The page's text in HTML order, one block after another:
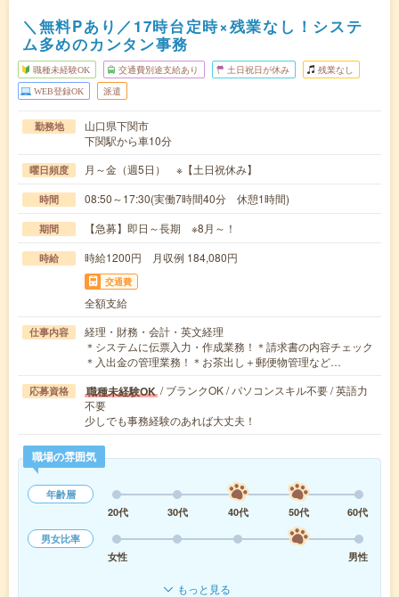
＼無料Pあり／17時台定時×残業なし！システ
ム多めのカンタン事務
職種未経験OK 交通費別途支給あり 土日祝日が休み 残業なし
WEB登録OK 派遣
勤務地
山口県下関市
下関駅から車10分
曜日頻度 月～金（週5日） ※【土日祝休み】
時間 08:50～17:30(実働7時間40分 休憩1時間)
期間 【急募】即日～長期 ※8月～！
時給 時給1200円 月収例 184,080円
交通費
全額支給
仕事内容
経理・財務・会計・英文経理
＊システムに伝票入力・作成業務！＊請求書の内容チェック
＊入出金の管理業務！＊お茶出し＋郵便物管理など…
応募資格 職種未経験OK / ブランクOK / パソコンスキル不要 / 英語力
不要
少しでも事務経験のあれば大丈夫！
職場の雰囲気
年齢層
20代
30代 40代 50代
60代
男女比率
女性
男性
もっと見る